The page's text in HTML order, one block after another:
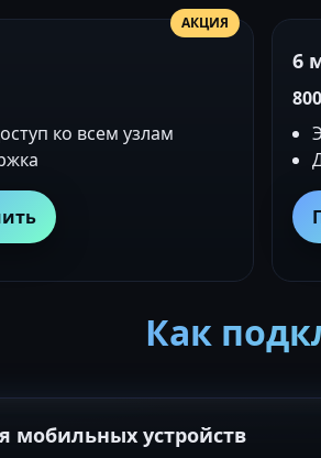
АКЦИЯ
ко всем узлам
6
Как
мобильных устройств